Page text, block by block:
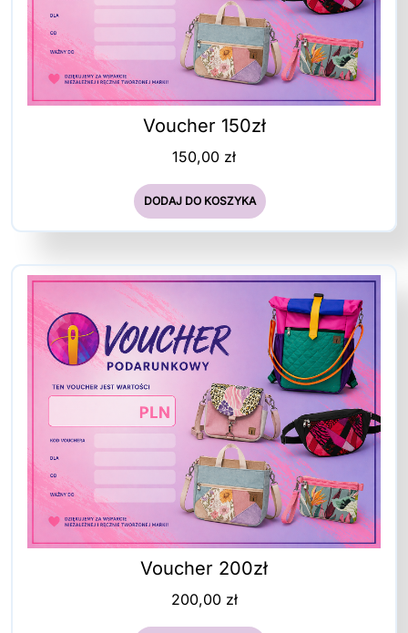
Voucher 150zł
150,00 zł
DODAJ DO KOSZYKA
Voucher 200zł
200,00 zł